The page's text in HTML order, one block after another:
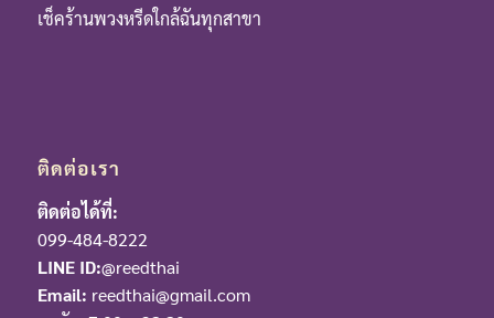
เช็คร้านพวงหรีดใกล้ฉันทุกสาขา
ติดต่อเรา
ติดต่อได้ที่:
099-484-8222
LINE ID:@reedthai
Email: reedthai@gmail.com